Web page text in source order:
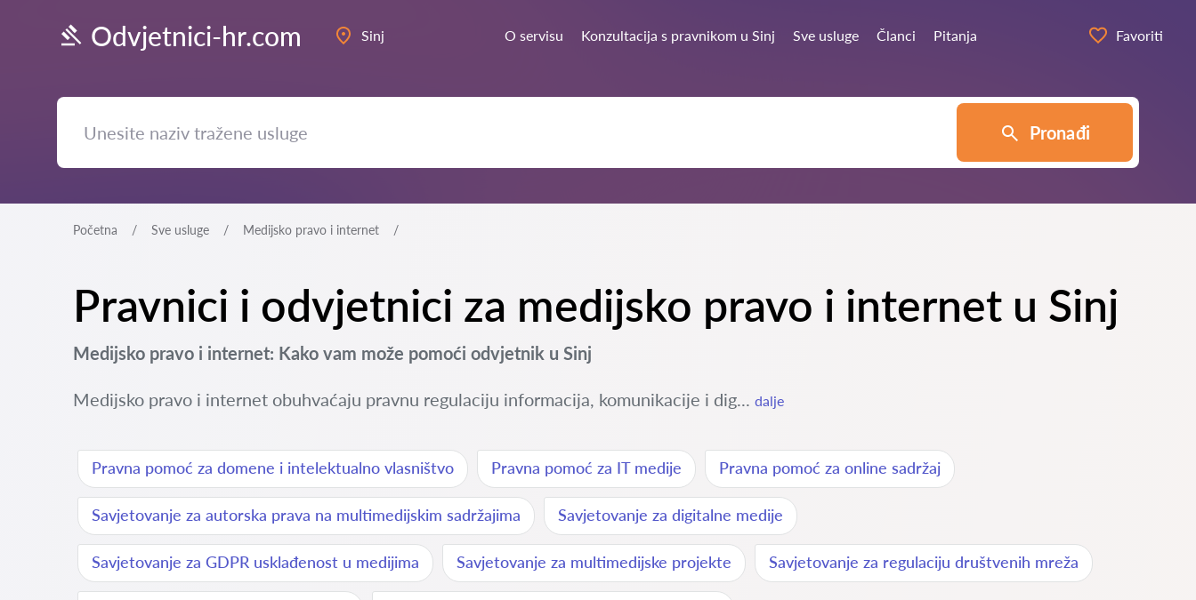
Odvjetnici-hr.com Sinj O servisu Konzultacija s pravnikom u Sinj Sve usluge Članci Pitanja Favoriti
Pronađi
Početna Sve usluge Medijsko pravo i internet
Pravnici i odvjetnici za medijsko pravo i internet u Sinj
Medijsko pravo i internet: Kako vam može pomoći odvjetnik u Sinj
Medijsko pravo i internet obuhvaćaju pravnu regulaciju informacija, komunikacije i dig... dalje
Pravna pomoć za domene i intelektualno vlasništvo Pravna pomoć za IT medije Pravna pomoć za online sadržaj
Savjetovanje za autorska prava na multimedijskim sadržajima Savjetovanje za digitalne medije
Savjetovanje za GDPR usklađenost u medijima Savjetovanje za multimedijske projekte Savjetovanje za regulaciju društvenih mreža